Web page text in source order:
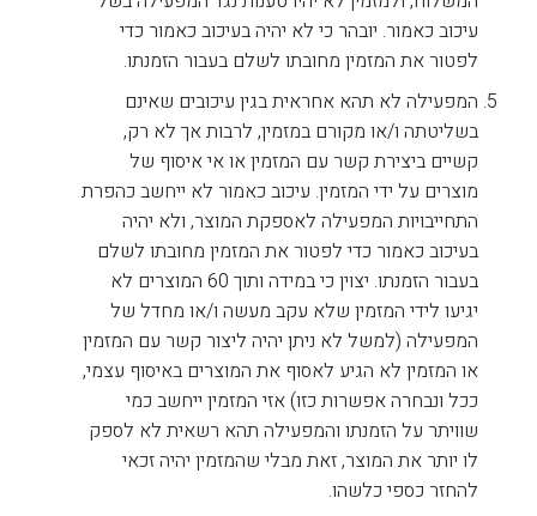
עיכוב כאמור. יובהר כי לא יהיה בעיכוב כאמור כדי
לפטור את המזמין מחובתו לשלם בעבור הזמנתו.
המפעילה לא תהא אחראית בגין עיכובים שאינם
בשליטתה ו/או מקורם במזמין, לרבות אך לא רק,
קשיים ביצירת קשר עם המזמין או אי איסוף של
מוצרים על ידי המזמין. עיכוב כאמור לא ייחשב כהפרת
התחייבויות המפעילה לאספקת המוצר, ולא יהיה
בעיכוב כאמור כדי לפטור את המזמין מחובתו לשלם
בעבור הזמנתו. יצוין כי במידה ותוך 60 המוצרים לא
יגיעו לידי המזמין שלא עקב מעשה ו/או מחדל של
המפעילה (למשל לא ניתן יהיה ליצור קשר עם המזמין
או המזמין לא הגיע לאסוף את המוצרים באיסוף עצמי,
ככל ונבחרה אפשרות כזו) אזי המזמין ייחשב כמי
שוויתר על הזמנתו והמפעילה תהא רשאית לא לספק
לו יותר את המוצר, זאת מבלי שהמזמין יהיה זכאי
להחזר כספי כלשהו.